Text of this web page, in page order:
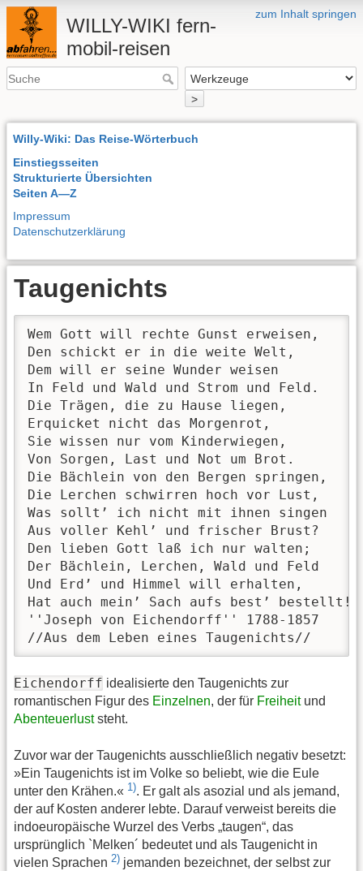
zum Inhalt springen
WILLY-WIKI fern-
mobil-reisen
>
Willy-Wiki: Das Reise-Wörterbuch
Einstiegsseiten
Strukturierte Übersichten
Seiten A—Z
Impressum
Datenschutzerklärung
Taugenichts
Wem Gott will rechte Gunst erweisen,
Den schickt er in die weite Welt,
Dem will er seine Wunder weisen
In Feld und Wald und Strom und Feld.
Die Trägen, die zu Hause liegen,
Erquicket nicht das Morgenrot,
Sie wissen nur vom Kinderwiegen,
Von Sorgen, Last und Not um Brot.
Die Bächlein von den Bergen springen,
Die Lerchen schwirren hoch vor Lust,
Was sollt’ ich nicht mit ihnen singen
Aus voller Kehl’ und frischer Brust?
Den lieben Gott laß ich nur walten;
Der Bächlein, Lerchen, Wald und Feld
Und Erd’ und Himmel will erhalten,
Hat auch mein’ Sach aufs best’ bestellt!
''Joseph von Eichendorff'' 1788-1857
//Aus dem Leben eines Taugenichts//
Eichendorff idealisierte den Taugenichts zur
romantischen Figur des Einzelnen, der für Freiheitund
Abenteuerluststeht.
Zuvor war der Taugenichts ausschließlich negativ besetzt:
»Ein Taugenichts ist im Volke so beliebt, wie die Eule
unter den Krähen.« 1). Er galt als asozial und als jemand,
der auf Kosten anderer lebte. Darauf verweist bereits die
indoeuropäische Wurzel des Verbs „taugen“, das
ursprünglich `Melken´ bedeutet und als Taugenicht in
vielen Sprachen 2) jemanden bezeichnet, der selbst zur